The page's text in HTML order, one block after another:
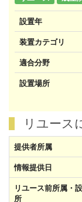
設置年
装置カテゴリ
適合分野
設置場所
リユース
提供者所属
情報提供日
リユース前所属・
所